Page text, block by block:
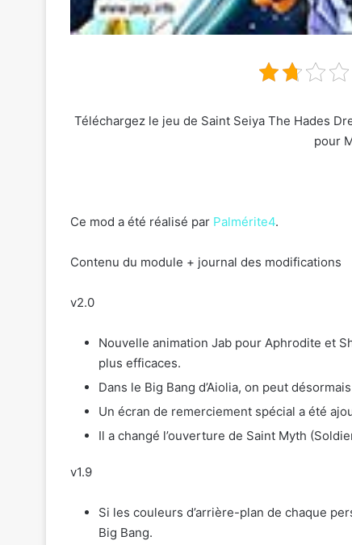
Téléchargez le jeu de Saint Seiya The Hades
pour
Ce mod a été réalisé par Palmérite4.
Contenu du module + journal des modifications
v2.0
Nouvelle animation Jab pour Aphrodite et
plus efficaces.
Dans le Big Bang d’Aiolia, on peut
Un écran de remerciement spécial a été
Il a changé l’ouverture de Saint Myth
v1.9
Si les couleurs d’arrière-plan de chaque
Big Bang.